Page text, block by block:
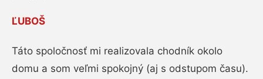
ĽUBOŠ
Táto spoločnosť mi realizovala chodník okolo
domu a som veľmi spokojný (aj s odstupom času).